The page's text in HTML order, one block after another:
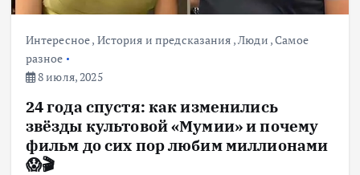
Интересное, История и предсказания ,Люди ,Самое
разное
8 июля, 2025
24 года спустя: как изменились
звёзды культовой «Мумии» и почему
фильм до сих пор любим миллионами
😱🎬